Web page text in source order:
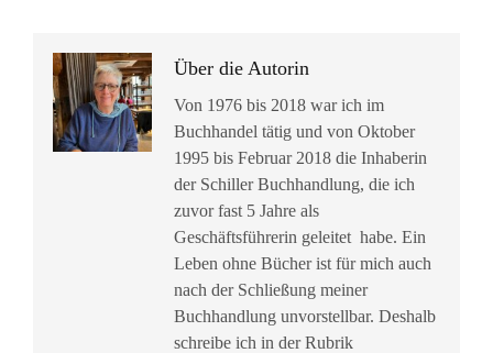
Über die Autorin
Von 1976 bis 2018 war ich im
Buchhandel tätig und von Oktober
1995 bis Februar 2018 die Inhaberin
der Schiller Buchhandlung, die ich
zuvor fast 5 Jahre als
Geschäftsführerin geleitet habe. Ein
Leben ohne Bücher ist für mich auch
nach der Schließung meiner
Buchhandlung unvorstellbar. Deshalb
schreibe ich in der Rubrik